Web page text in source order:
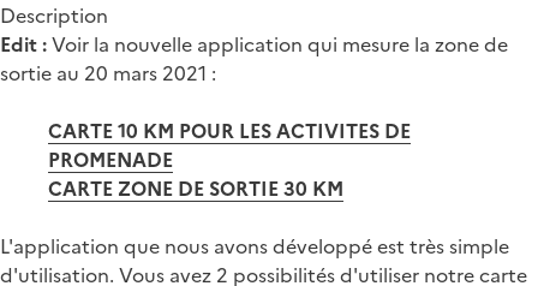
Description
Edit :Voir la nouvelle application qui mesure la zone de
sortie au 20 mars 2021 :
CARTE 10 KM POUR LES ACTIVITES DE
PROMENADE
CARTE ZONE DE SORTIE 30 KM
L'application que nous avons développé est très simple
d'utilisation. Vous avez 2 possibilités d'utiliser notre carte